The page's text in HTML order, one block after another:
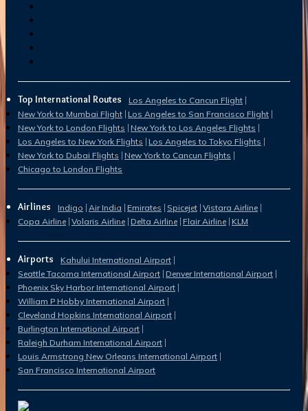
Top International Routes
Los Angeles to Cancun Flight
New York to Mumbai Flight Los Angeles to San Francisco Flight
New York to London Flights New York to Los Angeles Flights
Los Angeles to New York Flights Los Angeles to Tokyo Flights
New York to Dubai Flights New York to Cancun Flights
Chicago to London Flights
Airlines Indigo Air India Emirates Spicejet Vistara Airline
Copa Airline Volaris Airline Delta Airline Flair Airline KLM
Airports
Kahului International Airport
Seattle Tacoma International Airport Denver International Airport
Phoenix Sky Harbor International Airport
William P Hobby International Airport
Cleveland Hopkins International Airport
Burlington International Airport
Raleigh Durham International Airport
Louis Armstrong New Orleans International Airport
San Francisco International Airport